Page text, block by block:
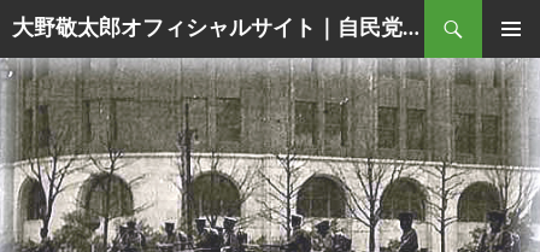
大野敬太郎オフィシャルサイト｜自民党香川３区衆議院議員
Search
MENU
TO
CONTENT